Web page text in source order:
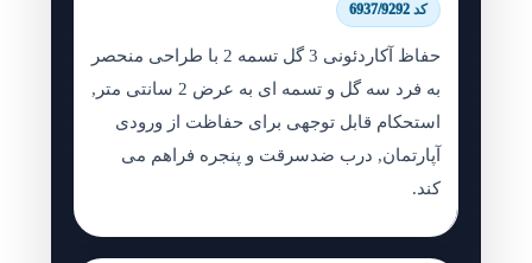
کد 6937/9292
حفاظ آکاردئونی 3 گل تسمه 2 با طراحی منحصر
به فرد سه گل و تسمه ای به عرض 2 سانتی متر,
استحکام قابل توجهی برای حفاظت از ورودی
آپارتمان, درب ضدسرقت و پنجره فراهم می
کند.